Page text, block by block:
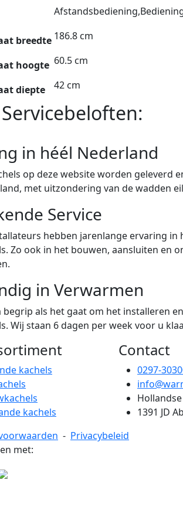
breedte 186.8 cm
hoogte 60.5 cm
diepte 42 cm
in héél Nederland
op deze website worden geleverd
met uitzondering van de wadden
Service
hebben jarenlange ervaring in
Zo ook in het bouwen, aansluiten en
in Verwarmen
begrip als het gaat om het installeren
Wij staan 6 dagen per week voor u
kachels
kachels
Contact
0297-
1391 JD
- Privacybeleid
met: